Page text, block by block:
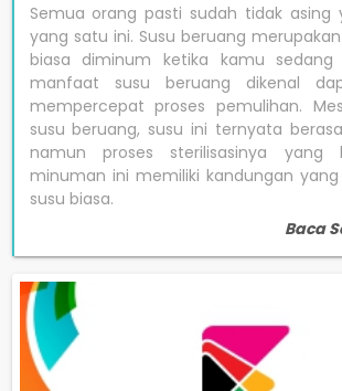
Semua orang pasti sudah tidak asing
yang satu ini. Susu beruang
biasa diminum ketika kamu sedang
manfaat susu beruang dikenal
mempercepat proses pemulihan.
susu beruang, susu ini ternyata
namun proses sterilisasinya yang
minuman ini memiliki kandungan
susu biasa.
Baca